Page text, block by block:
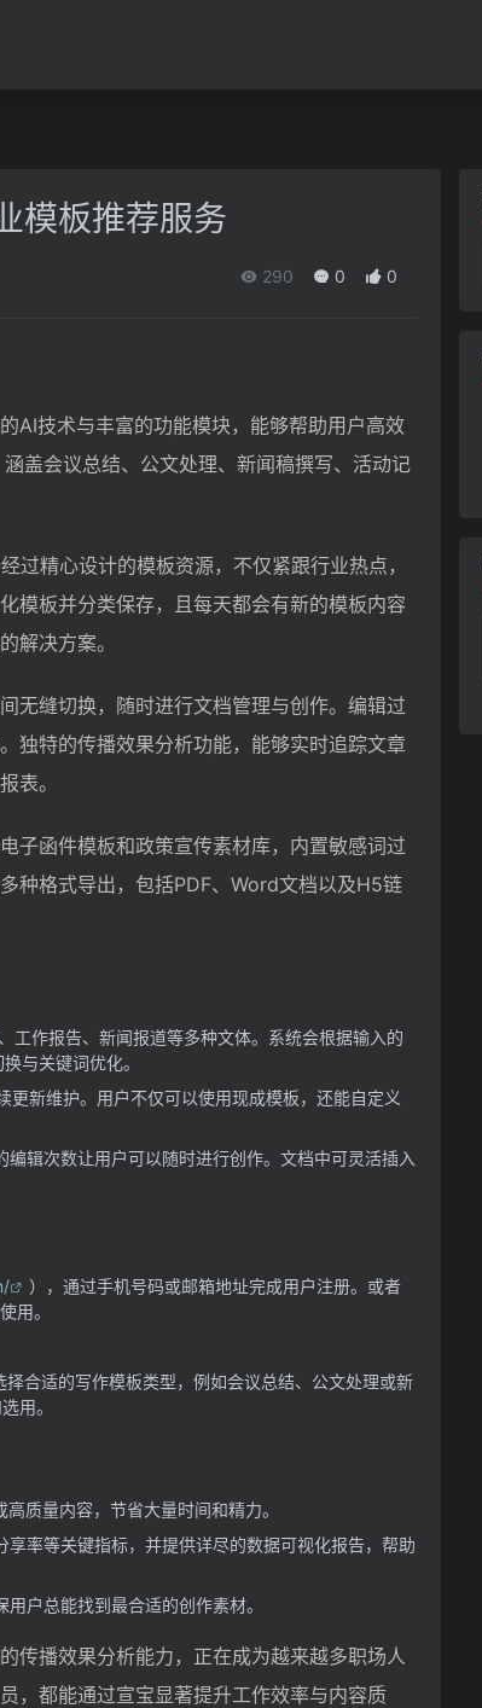
模板推荐服务
290 0 0
AI技术与丰富的功能模块，能够帮助用户高效
盖会议总结、公文处理、新闻稿撰写、活动记
过精心设计的模板资源，不仅紧跟行业热点，
模板并分类保存，且每天都会有新的模板内容
解决方案。
无缝切换，随时进行文档管理与创作。编辑过
独特的传播效果分析功能，能够实时追踪文章
表。
子函件模板和政策宣传素材库，内置敏感词过
种格式导出，包括PDF、Word文档以及H5链
工作报告、新闻报道等多种文体。系统会根据输入的
与关键词优化。
更新维护。用户不仅可以使用现成模板，还能自定义
辑次数让用户可以随时进行创作。文档中可灵活插入
），通过手机号码或邮箱地址完成用户注册。或者
用。
合适的写作模板类型，例如会议总结、公文处理或新
用。
质量内容，节省大量时间和精力。
率等关键指标，并提供详尽的数据可视化报告，帮助
户总能找到最合适的创作素材。
传播效果分析能力，正在成为越来越多职场人
，都能通过宣宝显著提升工作效率与内容质